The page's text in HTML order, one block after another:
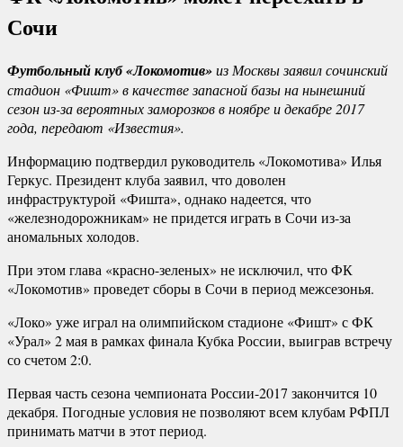
Сочи
Футбольный клуб «Локомотив»из Москвы заявил сочинский
стадион «Фишт» в качестве запасной базы на нынешний
сезон из-за вероятных заморозков в ноябре и декабре 2017
года, передают «Известия».
Информацию подтвердил руководитель «Локомотива» Илья
Геркус. Президент клуба заявил, что доволен
инфраструктурой «Фишта», однако надеется, что
«железнодорожникам» не придется играть в Сочи из-за
аномальных холодов.
При этом глава «красно-зеленых» не исключил, что ФК
«Локомотив» проведет сборы в Сочи в период межсезонья.
«Локо» уже играл на олимпийском стадионе «Фишт» с ФК
«Урал» 2 мая в рамках финала Кубка России, выиграв встречу
со счетом 2:0.
Первая часть сезона чемпионата России-2017 закончится 10
декабря. Погодные условия не позволяют всем клубам РФПЛ
принимать матчи в этот период.